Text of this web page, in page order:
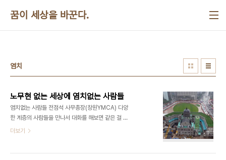
꿈이 세상을 바꾼다.
염치
노무현 없는 세상에 염치없는 사람들
염치없는 사람들 전점석 사무총장(창원YMCA) 다양
한 계층의 사람들을 만나서 대화를 해보면 같은 걸 보
고서도 서로 다른 말을 하는 경우가 자주 있다. 가끔
더보기